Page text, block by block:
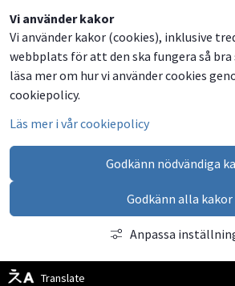
Vi använder kakor
Vi använder kakor (cookies), inklusive
webbplats för att den ska fungera så
läsa mer om hur vi använder cookies
cookiepolicy.
Läs mer i vår cookiepolicy
Godkänn nödvändiga
Godkänn alla kakor
Anpassa
Translate
Dela
på
Facebook
Dela
på
Twitter
Dela
på
LinkedIn
Dela
via
email
Besök
oss
på
Facebook